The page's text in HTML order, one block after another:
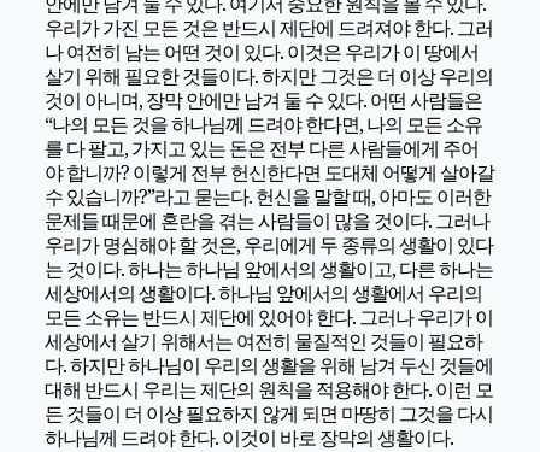
우리가 가진 모든 것은 반드시 제단에 드려져야 한다. 그러
나 여전히 남는 어떤 것이 있다. 이것은 우리가 이 땅에서
살기 위해 필요한 것들이다. 하지만 그것은 더 이상 우리의
것이 아니며, 장막 안에만 남겨 둘 수 있다. 어떤 사람들은
“나의 모든 것을 하나님께 드려야 한다면, 나의 모든 소유
를 다 팔고, 가지고 있는 돈은 전부 다른 사람들에게 주어
야 합니까? 이렇게 전부 헌신한다면 도대체 어떻게 살아갈
수 있습니까?”라고 묻는다. 헌신을 말할 때, 아마도 이러한
문제들 때문에 혼란을 겪는 사람들이 많을 것이다. 그러나
우리가 명심해야 할 것은, 우리에게 두 종류의 생활이 있다
는 것이다. 하나는 하나님 앞에서의 생활이고, 다른 하나는
세상에서의 생활이다. 하나님 앞에서의 생활에서 우리의
모든 소유는 반드시 제단에 있어야 한다. 그러나 우리가 이
세상에서 살기 위해서는 여전히 물질적인 것들이 필요하
다. 하지만 하나님이 우리의 생활을 위해 남겨 두신 것들에
대해 반드시 우리는 제단의 원칙을 적용해야 한다. 이런 모
든 것들이 더 이상 필요하지 않게 되면 마땅히 그것을 다시
하나님께 드려야 한다. 이것이 바로 장막의 생활이다.